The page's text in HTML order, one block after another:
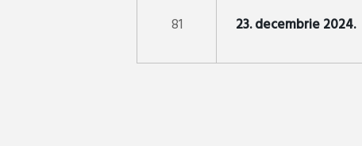
81 23. decembrie 2024.